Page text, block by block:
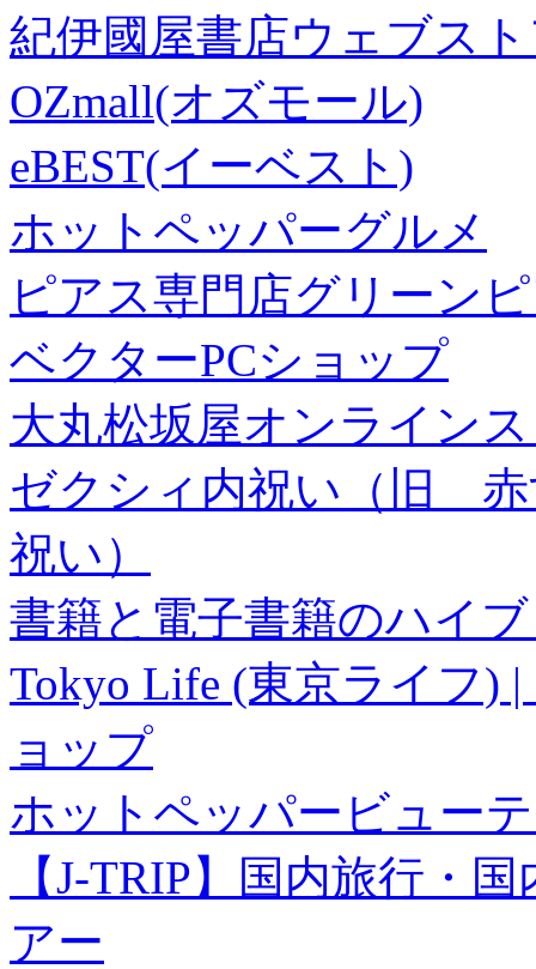
紀伊國屋書店ウェブス
OZmall(オズモール)
eBEST(イーベスト)
ホットペッパーグルメ
ピアス専門店グリーン
ベクターPCショップ
大丸松坂屋オンライン
ゼクシィ内祝い（旧 赤
祝い）
書籍と電子書籍のハイ
Tokyo Life (東京ライフ)
ョップ
ホットペッパービュー
【J-TRIP】国内旅行・
アー